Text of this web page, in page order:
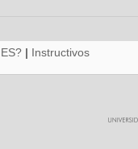
| Instructivos